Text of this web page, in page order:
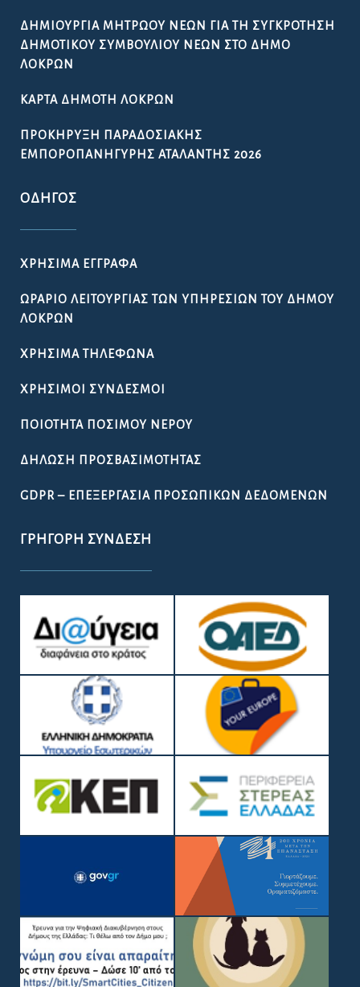
ΔΗΜΙΟΥΡΓΊΑ ΜΗΤΡΏΟΥ ΝΈΩΝ ΓΙΑ ΤΗ ΣΥΓΚΡΌΤΗΣΗ
ΔΗΜΟΤΙΚΟΎ ΣΥΜΒΟΥΛΊΟΥ ΝΈΩΝ ΣΤΟ ΔΉΜΟ
ΛΟΚΡΏΝ
ΚΆΡΤΑ ΔΗΜΌΤΗ ΛΟΚΡΏΝ
ΠΡΟΚΉΡΥΞΗ ΠΑΡΑΔΟΣΙΑΚΉΣ
ΕΜΠΟΡΟΠΑΝΉΓΥΡΗΣ ΑΤΑΛΆΝΤΗΣ 2026
ΟΔΗΓΌΣ
ΧΡΉΣΙΜΑ ΈΓΓΡΑΦΑ
ΩΡΆΡΙΟ ΛΕΙΤΟΥΡΓΊΑΣ ΤΩΝ ΥΠΗΡΕΣΙΏΝ ΤΟΥ ΔΉΜΟΥ
ΛΟΚΡΏΝ
ΧΡΉΣΙΜΑ ΤΗΛΈΦΩΝΑ
ΧΡΉΣΙΜΟΙ ΣΎΝΔΕΣΜΟΙ
ΠΟΙΌΤΗΤΑ ΠΌΣΙΜΟΥ ΝΕΡΟΎ
ΔΉΛΩΣΗ ΠΡΟΣΒΑΣΙΜΌΤΗΤΑΣ
GDPR – ΕΠΕΞΕΡΓΑΣΙΑ ΠΡΟΣΩΠΙΚΩΝ ΔΕΔΟΜΕΝΩΝ
ΓΡΉΓΟΡΗ ΣΎΝΔΕΣΗ